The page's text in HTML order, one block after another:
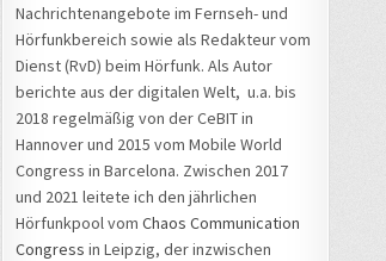
Nachrichtenangebote im Fernseh- und
Hörfunkbereich sowie als Redakteur vom
Dienst (RvD) beim Hörfunk. Als Autor
berichte aus der digitalen Welt, u.a. bis
2018 regelmäßig von der CeBIT in
Hannover und 2015 vom Mobile World
Congress in Barcelona. Zwischen 2017
und 2021 leitete ich den jährlichen
Hörfunkpool vom Chaos Communication
Congress in Leipzig, der inzwischen